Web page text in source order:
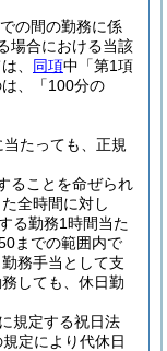
の間の勤務に係
場合における当該
、 同項中「第1項
、「100分の
たっても、正規
ることを命ぜられ
全時間に対し
る勤務1時間当た
までの範囲内で
務手当として支
しても、休日勤
に規定する祝日法
規定により代休日